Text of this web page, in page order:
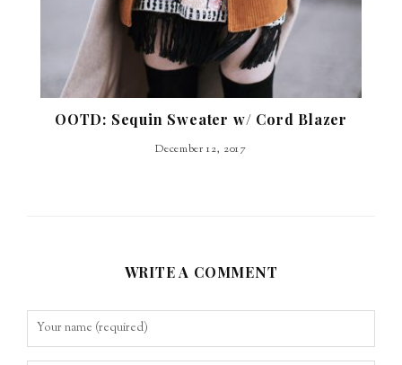
OOTD: Sequin Sweater w/ Cord Blazer
December 12, 2017
WRITE A COMMENT